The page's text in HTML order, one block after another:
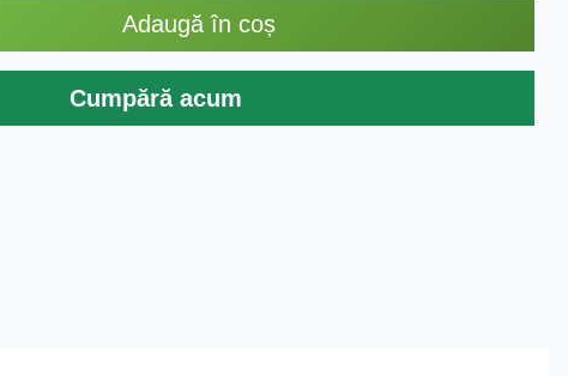
Adaugă în coș
Cumpără acum